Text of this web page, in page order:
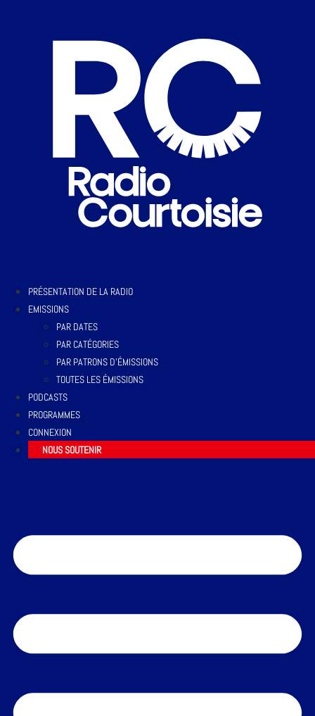
PRÉSENTATION DE LA RADIO
EMISSIONS
PAR DATES
PAR CATÉGORIES
PAR PATRONS D’ÉMISSIONS
TOUTES LES ÉMISSIONS
PODCASTS
PROGRAMMES
CONNEXION
NOUS SOUTENIR